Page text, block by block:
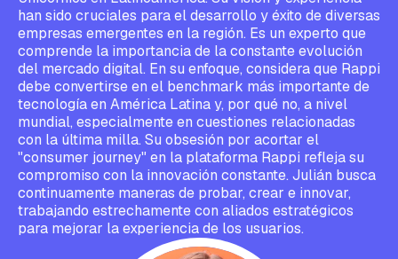
han sido cruciales para el desarrollo y éxito de diversas
empresas emergentes en la región. Es un experto que
comprende la importancia de la constante evolución
del mercado digital. En su enfoque, considera que Rappi
debe convertirse en el benchmark más importante de
tecnología en América Latina y, por qué no, a nivel
mundial, especialmente en cuestiones relacionadas
con la última milla. Su obsesión por acortar el
"consumer journey" en la plataforma Rappi refleja su
compromiso con la innovación constante. Julián busca
continuamente maneras de probar, crear e innovar,
trabajando estrechamente con aliados estratégicos
para mejorar la experiencia de los usuarios.